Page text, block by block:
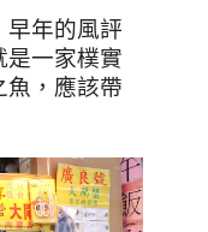
早年的風評
是一家樸實
魚 ，應該帶